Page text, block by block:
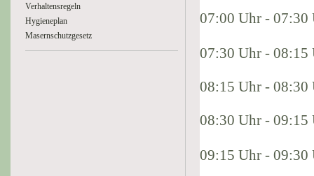
Verhaltensregeln
Hygieneplan
Masernschutzgesetz
07:00 Uhr -
07:30 Uhr -
08:15 Uhr - 08:30
08:30 Uhr -
09:15 Uhr -